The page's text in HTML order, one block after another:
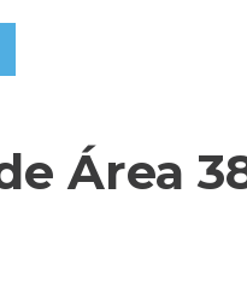
Área